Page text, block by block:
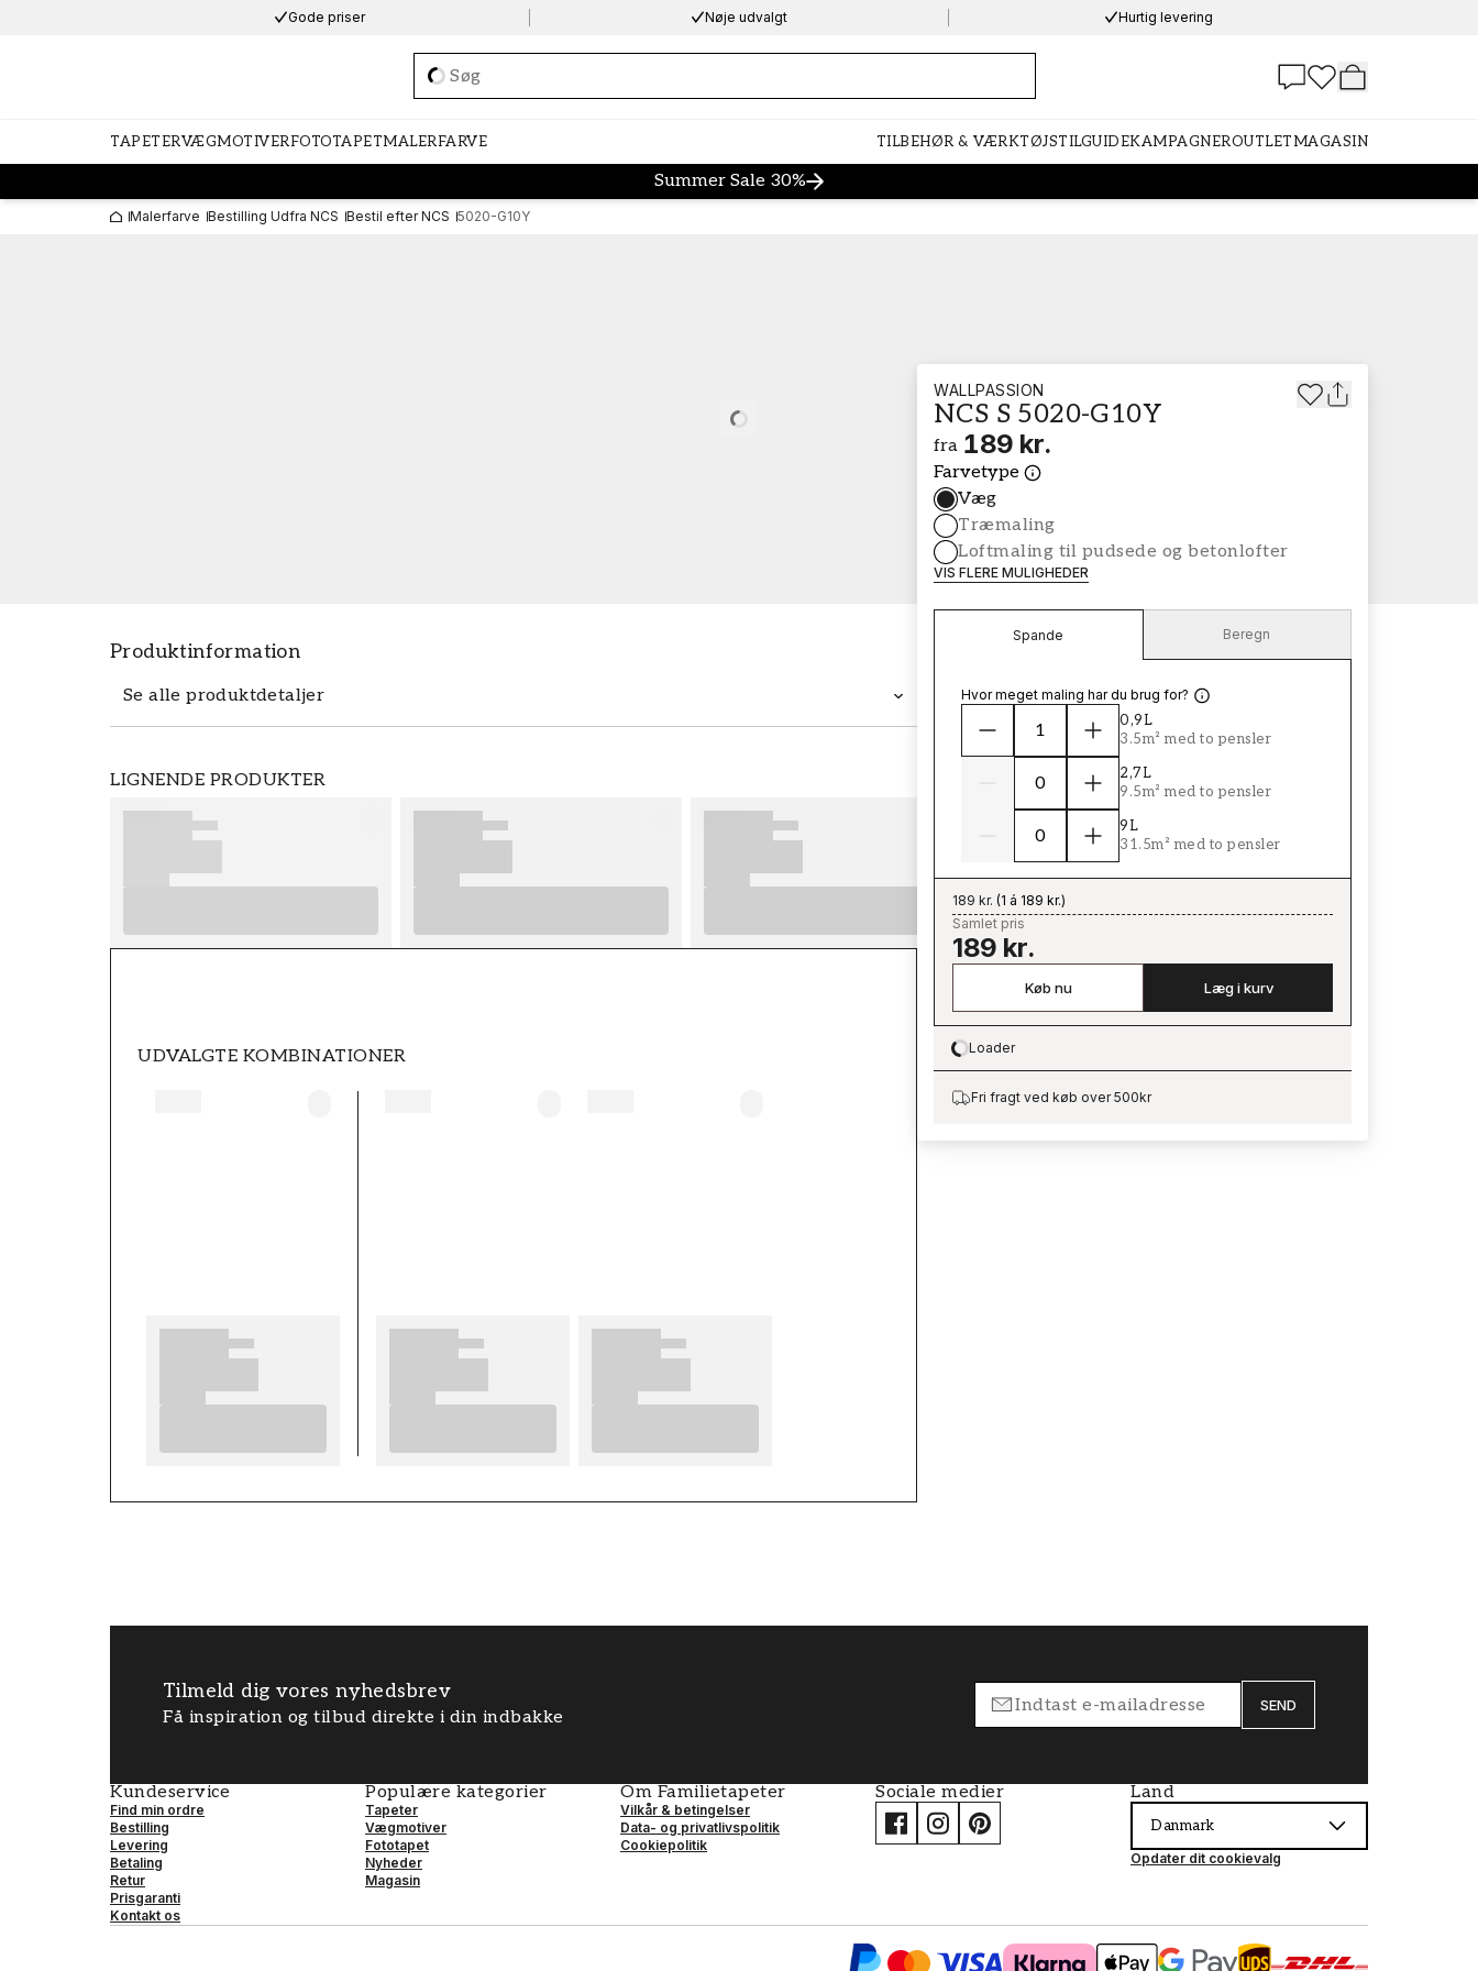
Gode priser Nøje udvalgt Hurtig levering
Loading…
TAPETERVÆGMOTIVERFOTOTAPETMALERFARVE TILBEHØR & VÆRKTØJSTILGUIDEKAMPAGNEROUTLETMAGASIN
Summer Sale 30%
Malerfarve Bestilling Udfra NCS Bestil efter NCS 5020-G10Y
Produktinformation
Se alle produktdetaljer
FT38-000-W0000
LIGNENDE PRODUKTER
UDVALGTE KOMBINATIONER
WALLPASSION
NCS S 5020-G10Y
fra 189 kr.
Farvetype
Væg
Træmaling
Loftmaling til pudsede og betonlofter
VIS FLERE MULIGHEDER
Spande Beregn
Hvor meget maling har du brug for?
0,9L
3.5m² med to pensler
2,7L
9.5m² med to pensler
9L
31.5m² med to pensler
189 kr. (1 á 189 kr.)
Samlet pris
189 kr.
Køb nu Læg i kurv
Loading…
Loader
Fri fragt ved køb over 500kr
Tilmeld dig vores nyhedsbrev
Få inspiration og tilbud direkte i din indbakke
SEND
Kundeservice
Find min ordre
Bestilling
Levering
Betaling
Retur
Prisgaranti
Kontakt os
Populære kategorier
Tapeter
Vægmotiver
Fototapet
Nyheder
Magasin
Om Familietapeter
Vilkår & betingelser
Data- og privatlivspolitik
Cookiepolitik
Sociale medier Land
Danmark
Opdater dit cookievalg